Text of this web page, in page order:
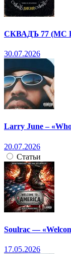
СКВАДЪ 77 (МС
30.07.2026
Larry June –
20.07.2026
Статьи
Soulrac —
17.05.2026